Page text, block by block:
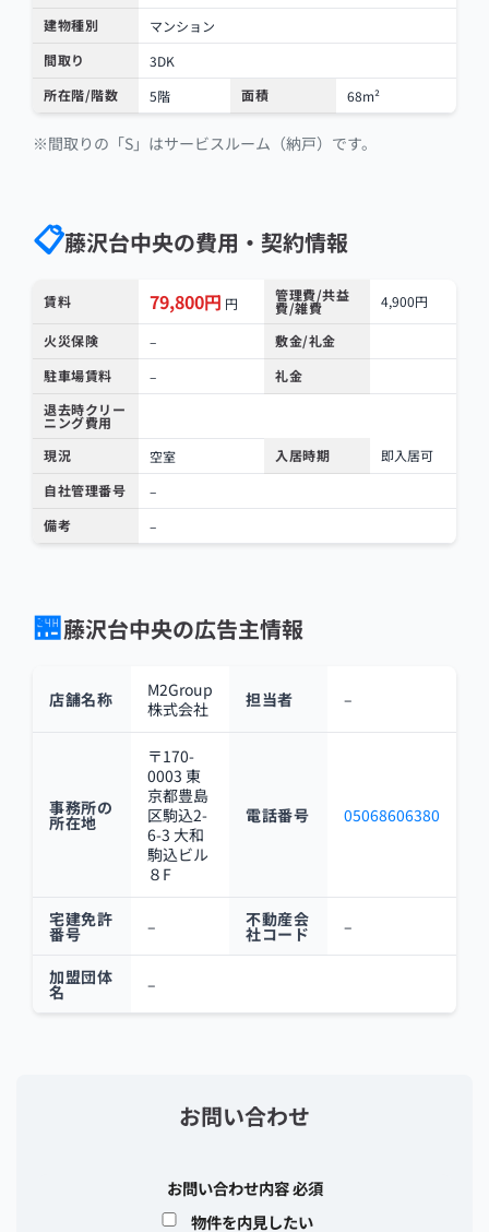
建物種別
マンション
間取り
3DK
所在階/階数
5階 面積 68m²
※間取りの「S」はサービスルーム（納戸）です。
📋藤沢台中央の費用・契約情報
賃料 79,800円 円 管理費/共益
費/雑費 4,900円
火災保険 –
敷金/礼金
駐車場賃料
–
礼金
退去時クリー
ニング費用
現況
空室 入居時期
即入居可
自社管理番号
–
備考
–
🏪藤沢台中央の広告主情報
店舗名称
M2Group
株式会社
担当者 –
事務所の
所在地
〒170-
0003 東
京都豊島
区駒込2-
6-3 大和
駒込ビル
８F
電話番号 05068606380
宅建免許
番号 – 不動産会
社コード –
加盟団体
名 –
お問い合わせ
お問い合わせ内容必須
物件を内見したい